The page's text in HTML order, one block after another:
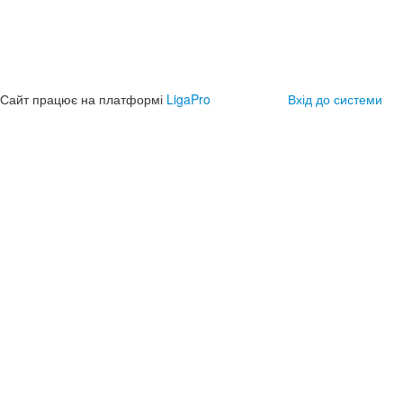
Сайт працює на платформі LigaPro Вхід до системи